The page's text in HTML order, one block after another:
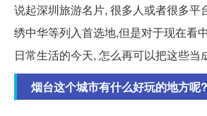
说起深圳旅游名片, 很多人或者很多平
绣中华等列入首选地,但是对于现在看
日常生活的今天, 怎么再可以把这些当
烟台这个城市有什么好玩的地方呢?